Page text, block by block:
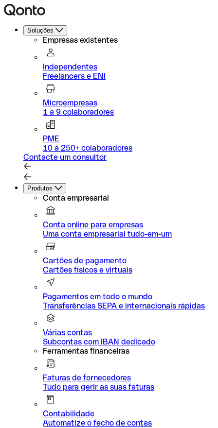
Soluções
Empresas existentes
Independentes
Freelancers e ENI
Microempresas
1 a 9 colaboradores
PME
10 a 250+ colaboradores
Contacte um consultor
Produtos
Conta empresarial
Conta online para empresas
Uma conta empresarial tudo-em-um
Cartões de pagamento
Cartões físicos e virtuais
Pagamentos em todo o mundo
Transferências SEPA e internacionais rápidas
Várias contas
Subcontas com IBAN dedicado
Ferramentas financeiras
Faturas de fornecedores
Tudo para gerir as suas faturas
Contabilidade
Automatize o fecho de contas